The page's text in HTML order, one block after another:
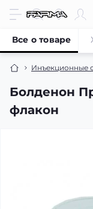
Инъекционные
Болденон
флакон
Все о товаре